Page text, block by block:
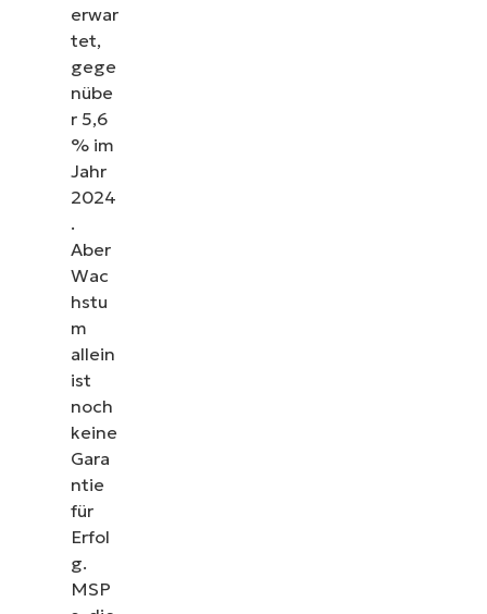
erwar
tet,
gege
nübe
r 5,6
% im
Jahr
2024
.
Aber
Wac
hstu
m
allein
ist
noch
keine
Gara
ntie
für
Erfol
g.
MSP